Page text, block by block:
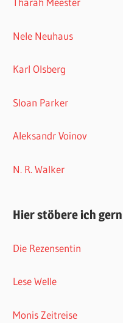
Nele Neuhaus
Karl Olsberg
Sloan Parker
Aleksandr Voinov
N. R. Walker
Hier stöbere ich gern
Die Rezensentin
Lese Welle
Monis Zeitreise